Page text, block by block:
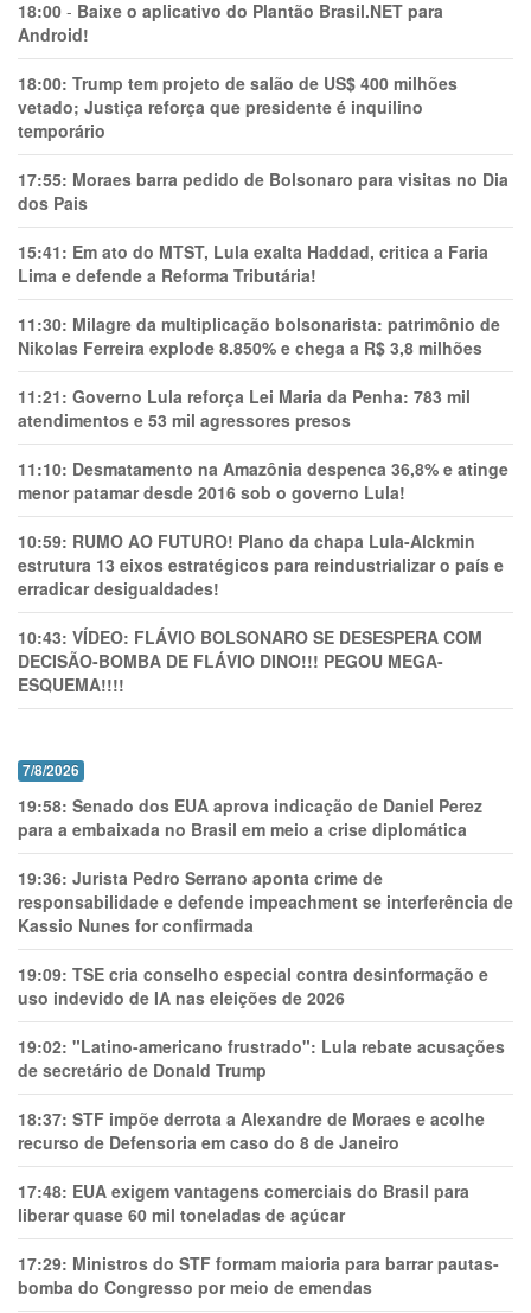
18:00 - Baixe o aplicativo do Plantão Brasil.NET para
Android!
18:00: Trump tem projeto de salão de US$ 400 milhões
vetado; Justiça reforça que presidente é inquilino
temporário
17:55: Moraes barra pedido de Bolsonaro para visitas no Dia
dos Pais
15:41: Em ato do MTST, Lula exalta Haddad, critica a Faria
Lima e defende a Reforma Tributária!
11:30: Milagre da multiplicação bolsonarista: patrimônio de
Nikolas Ferreira explode 8.850% e chega a R$ 3,8 milhões
11:21: Governo Lula reforça Lei Maria da Penha: 783 mil
atendimentos e 53 mil agressores presos
11:10: Desmatamento na Amazônia despenca 36,8% e atinge
menor patamar desde 2016 sob o governo Lula!
10:59: RUMO AO FUTURO! Plano da chapa Lula-Alckmin
estrutura 13 eixos estratégicos para reindustrializar o país e
erradicar desigualdades!
10:43: VÍDEO: FLÁVIO BOLSONARO SE DESESPERA COM
DECISÃO-BOMBA DE FLÁVIO DINO!!! PEGOU MEGA-
ESQUEMA!!!!
7/8/2026
19:58: Senado dos EUA aprova indicação de Daniel Perez
para a embaixada no Brasil em meio a crise diplomática
19:36: Jurista Pedro Serrano aponta crime de
responsabilidade e defende impeachment se interferência de
Kassio Nunes for confirmada
19:09: TSE cria conselho especial contra desinformação e
uso indevido de IA nas eleições de 2026
19:02: "Latino-americano frustrado": Lula rebate acusações
de secretário de Donald Trump
18:37: STF impõe derrota a Alexandre de Moraes e acolhe
recurso de Defensoria em caso do 8 de Janeiro
17:48: EUA exigem vantagens comerciais do Brasil para
liberar quase 60 mil toneladas de açúcar
17:29: Ministros do STF formam maioria para barrar pautas-
bomba do Congresso por meio de emendas